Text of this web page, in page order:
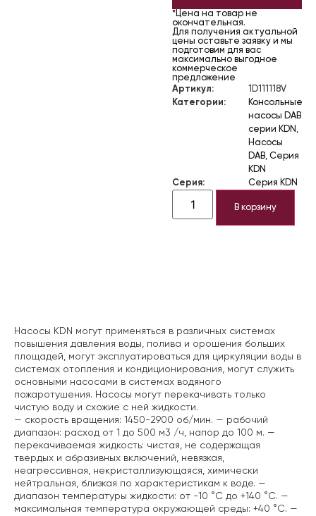
*Цена на товар не
окончательная.
Для получения актуальной
цены оставьте заявку и мы
подготовим для вас
максимально выгодное
коммерческое
предложение
Артикул:
1D111118V
Категории:
Консольные
насосы DAB
серии KDN ,
Насосы
DAB, Серия
KDN
Серия:
Серия KDN
В корзину
Насосы KDN могут применяться в различных системах
повышения давления воды, полива и орошения больших
площадей, могут эксплуатироваться для циркуляции воды в
системах отопления и кондиционирования, могут служить
основными насосами в системах водяного
пожаротушения. Насосы могут перекачивать только
чистую воду и схожие с ней жидкости.
— скорость вращения: 1450-2900 об/мин. — рабочий
диапазон: расход от 1 до 500 м3 /ч, напор до 100 м. —
перекачиваемая жидкость: чистая, не содержащая
твердых и абразивных включений, невязкая,
неагрессивная, некристаллизующаяся, химически
нейтральная, близкая по характеристикам к воде. —
диапазон температуры жидкости: от -10 °C до +140 °C. —
максимальная температура окружающей среды: +40 °C. —